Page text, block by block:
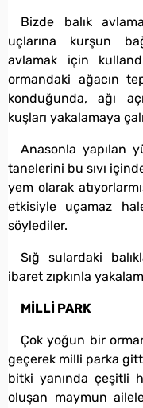
Bizde balık
uçlarına kurşun
avlamak için
ormandaki ağacın
konduğunda, ağı
kuşları yakalamaya
Anasonla yapılan
tanelerini bu sıvı
yem olarak
etkisiyle uçamaz
söylediler.
Sığ sulardaki
ibaret zıpkınla
MİLLİ PARK
Çok yoğun bir
geçerek milli parka
bitki yanında çeşitli
oluşan maymun